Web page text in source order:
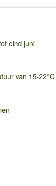
eind juni
van 15-22°C